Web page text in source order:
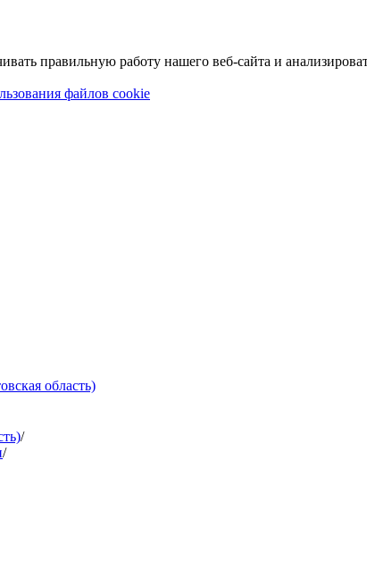
правильную работу нашего веб-сайта и
файлов cookie
область)
/
/